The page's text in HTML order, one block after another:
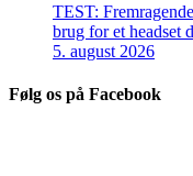
TEST:
brug for et headset
5. august 2026
Følg os på Facebook